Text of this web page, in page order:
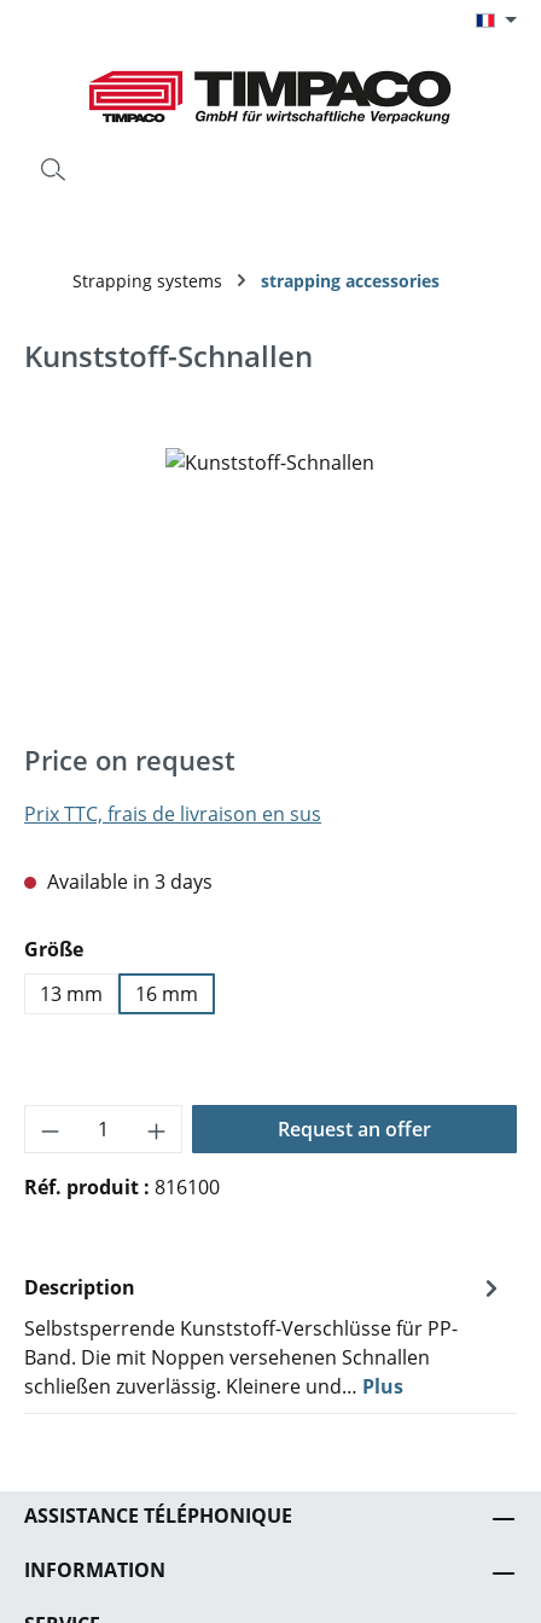
Strapping systems strapping accessories
Kunststoff-Schnallen
Ignorer la galerie d'images
Price on request
Prix TTC, frais de livraison en sus
Available in 3 days
Sélectionnez
Größe
13 mm
16 mm
Quantité de produit : Entrez la
Request an offer
Réf. produit : 816100
Description
Selbstsperrende Kunststoff-Verschlüsse für PP-
Band. Die mit Noppen versehenen Schnallen
schließen zuverlässig. Kleinere und… Plus
ASSISTANCE TÉLÉPHONIQUE
INFORMATION